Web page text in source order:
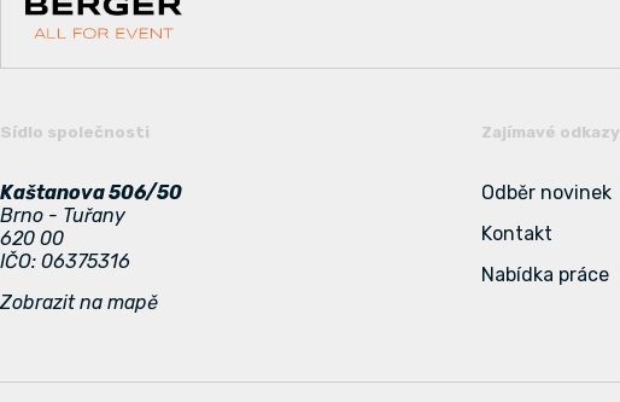
Sídlo společnosti
Kaštanova 506/50
Brno - Tuřany
620 00
IČO: 06375316
Zobrazit na mapě
Zajímavé odkazy
Odběr novinek
Kontakt
Nabídka práce